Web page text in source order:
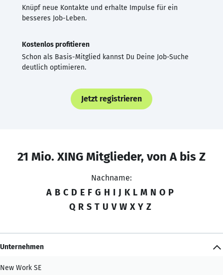
Knüpf neue Kontakte und erhalte Impulse für ein
besseres Job-Leben.
Kostenlos profitieren
Schon als Basis-Mitglied kannst Du Deine Job-Suche
deutlich optimieren.
Jetzt registrieren
21 Mio. XING Mitglieder, von A bis Z
Nachname:
A B C D E F G H I J K L M N O P
Q R S T U V W X Y Z
Unternehmen
New Work SE